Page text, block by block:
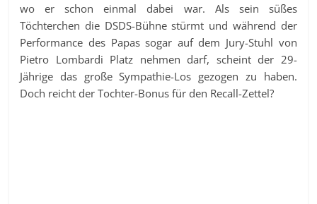
wo er schon einmal dabei war. Als sein süßes
Töchterchen die DSDS-Bühne stürmt und während der
Performance des Papas sogar auf dem Jury-Stuhl von
Pietro Lombardi Platz nehmen darf, scheint der 29-
Jährige das große Sympathie-Los gezogen zu haben.
Doch reicht der Tochter-Bonus für den Recall-Zettel?